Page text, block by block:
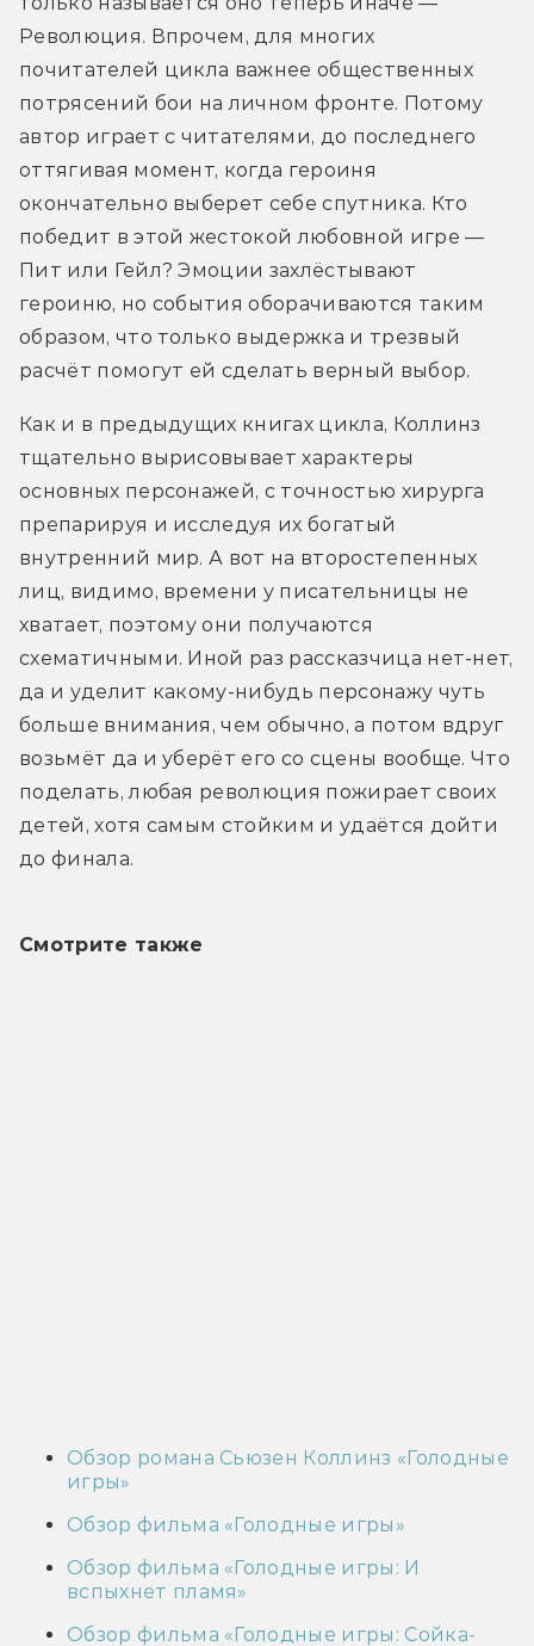
Революция. Впрочем, для многих
почитателей цикла важнее общественных
потрясений бои на личном фронте. Потому
автор играет с читателями, до последнего
оттягивая момент, когда героиня
окончательно выберет себе спутника. Кто
победит в этой жестокой любовной игре —
Пит или Гейл? Эмоции захлёстывают
героиню, но события оборачиваются таким
образом, что только выдержка и трезвый
расчёт помогут ей сделать верный выбор.
Как и в предыдущих книгах цикла, Коллинз
тщательно вырисовывает характеры
основных персонажей, с точностью хирурга
препарируя и исследуя их богатый
внутренний мир. А вот на второстепенных
лиц, видимо, времени у писательницы не
хватает, поэтому они получаются
схематичными. Иной раз рассказчица нет-нет,
да и уделит какому-нибудь персонажу чуть
больше внимания, чем обычно, а потом вдруг
возьмёт да и уберёт его со сцены вообще. Что
поделать, любая революция пожирает своих
детей, хотя самым стойким и удаётся дойти
до финала.
Смотрите также
Обзор романа Сьюзен Коллинз «Голодные
игры»
Обзор фильма «Голодные игры»
Обзор фильма «Голодные игры: И
вспыхнет пламя»
Обзор фильма «Голодные игры: Сойка-